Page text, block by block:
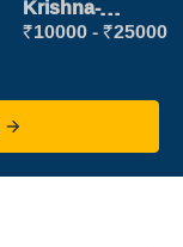
Krishna-
vijayawada
₹10000 - ₹25000